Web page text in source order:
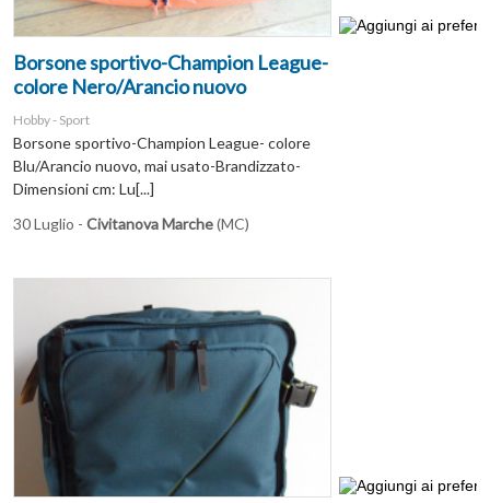
Borsone sportivo-Champion League-
colore Nero/Arancio nuovo
Hobby - Sport
Borsone sportivo-Champion League- colore
Blu/Arancio nuovo, mai usato-Brandizzato-
Dimensioni cm: Lu[...]
30 Luglio - Civitanova Marche(MC)